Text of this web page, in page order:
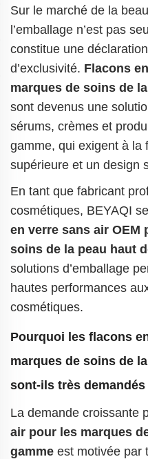
Sur le marché de la
l’emballage n’est pas
constitue une
d’exclusivité. Flacons
marques de soins de
sont devenus une
sérums, crèmes et
gamme, qui exigent à la
supérieure et un design
En tant que fabricant
cosmétiques, BEYAQI
en verre sans air OEM
soins de la peau haut
solutions d’emballage
hautes performances
cosmétiques.
Pourquoi les flacons
marques de soins de
sont-ils très demandés
La demande croissante
air pour les marques
gamme est motivée par